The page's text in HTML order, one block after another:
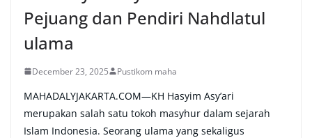
Pejuang dan Pendiri Nahdlatul
ulama
December 23, 2025 Pustikom maha
MAHADALYJAKARTA.COM—KH Hasyim Asy’ari
merupakan salah satu tokoh masyhur dalam sejarah
Islam Indonesia. Seorang ulama yang sekaligus